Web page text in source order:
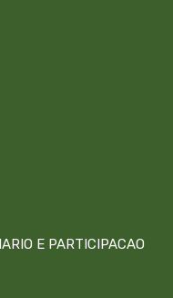
E PARTICIPACAO